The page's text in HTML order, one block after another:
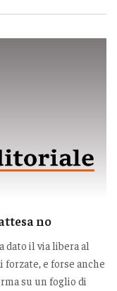
no
dato il via libera al
e forse anche
su un foglio di